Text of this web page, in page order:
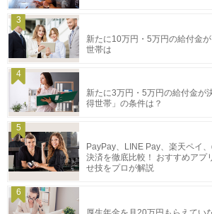
3
新たに10万円・5万円の給付金
世帯は
4
新たに3万円・5万円の給付金が
得世帯」の条件は？
5
PayPay、LINE Pay、楽天ペイ
決済を徹底比較！ おすすめアプ
せ技をプロが解説
6